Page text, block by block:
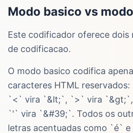
Modo basico vs
Este codificador oferece dois
de codificacao.
O modo basico codifica
caracteres HTML
`<` vira `&lt;`, `>` vira
`'` vira `&#39;`. Todos os
letras acentuadas como `é`